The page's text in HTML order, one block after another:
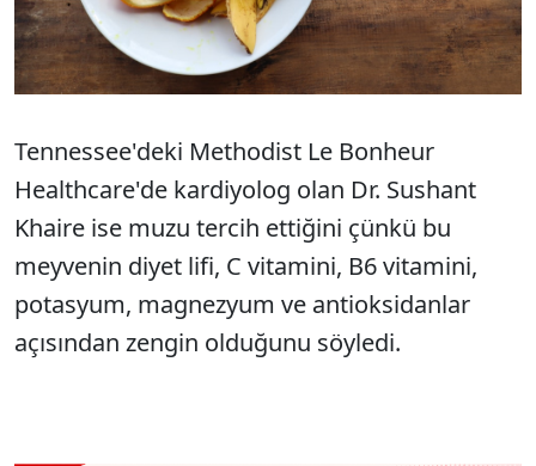
Tennessee'deki Methodist Le Bonheur
Healthcare'de kardiyolog olan Dr. Sushant
Khaire ise muzu tercih ettiğini çünkü bu
meyvenin diyet lifi, C vitamini, B6 vitamini,
potasyum, magnezyum ve antioksidanlar
açısından zengin olduğunu söyledi.